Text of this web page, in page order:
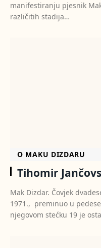
manifestiranju pjesnik
različitih stadija…
O MAKU DIZDARU
Tihomir
Mak Dizdar. Čovjek
1971., preminuo u
njegovom stećku 19 je